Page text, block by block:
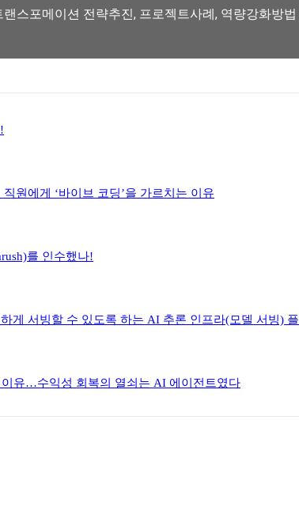
스포메이션 전략추진, 프로젝트사례, 역량강화방
원에게 ‘바이브 코딩’을 가르치는 이유
를 인수했나!
게 서빙할 수 있도록 하는 AI 추론 인프라(모델 서빙)
유…수익성 회복의 열쇠는 AI 에이전트였다